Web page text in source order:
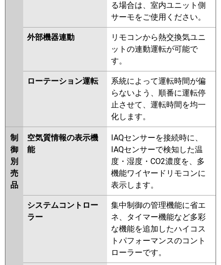
る場合は、室内ユニット側
サーモをご使用ください。
外部機器連動
リモコンから熱交換気ユニ
ットの連動運転が可能で
す。
ローテーション運転
系統によって運転時間が偏
らないよう、順番に運転停
止させて、運転時間を均一
化します。
制
御
別
売
品
空気質情報の表示機
能
IAQセンサーを接続時に、
IAQセンサーで検知した温
度・湿度・CO2濃度を、多
機能ワイヤードリモコンに
表示します。
システムコントロー
ラー
集中制御の管理機能に省エ
ネ、タイマー機能など多彩
な機能を追加したハイコス
トパフォーマンスのコント
ローラーです。